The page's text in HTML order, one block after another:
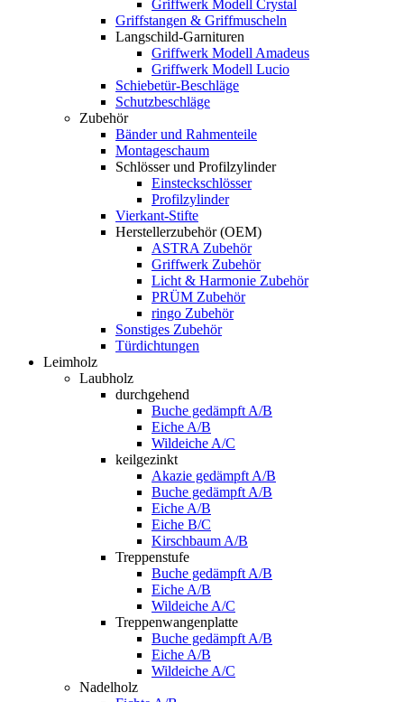
Griffwerk Modell Crystal
Griffstangen & Griffmuscheln
Langschild-Garnituren
Griffwerk Modell Amadeus
Griffwerk Modell Lucio
Schiebetür-Beschläge
Schutzbeschläge
Zubehör
Bänder und Rahmenteile
Montageschaum
Schlösser und Profilzylinder
Einsteckschlösser
Profilzylinder
Vierkant-Stifte
Herstellerzubehör (OEM)
ASTRA Zubehör
Griffwerk Zubehör
Licht & Harmonie Zubehör
PRÜM Zubehör
ringo Zubehör
Sonstiges Zubehör
Türdichtungen
Leimholz
Laubholz
durchgehend
Buche gedämpft A/B
Eiche A/B
Wildeiche A/C
keilgezinkt
Akazie gedämpft A/B
Buche gedämpft A/B
Eiche A/B
Eiche B/C
Kirschbaum A/B
Treppenstufe
Buche gedämpft A/B
Eiche A/B
Wildeiche A/C
Treppenwangenplatte
Buche gedämpft A/B
Eiche A/B
Wildeiche A/C
Nadelholz